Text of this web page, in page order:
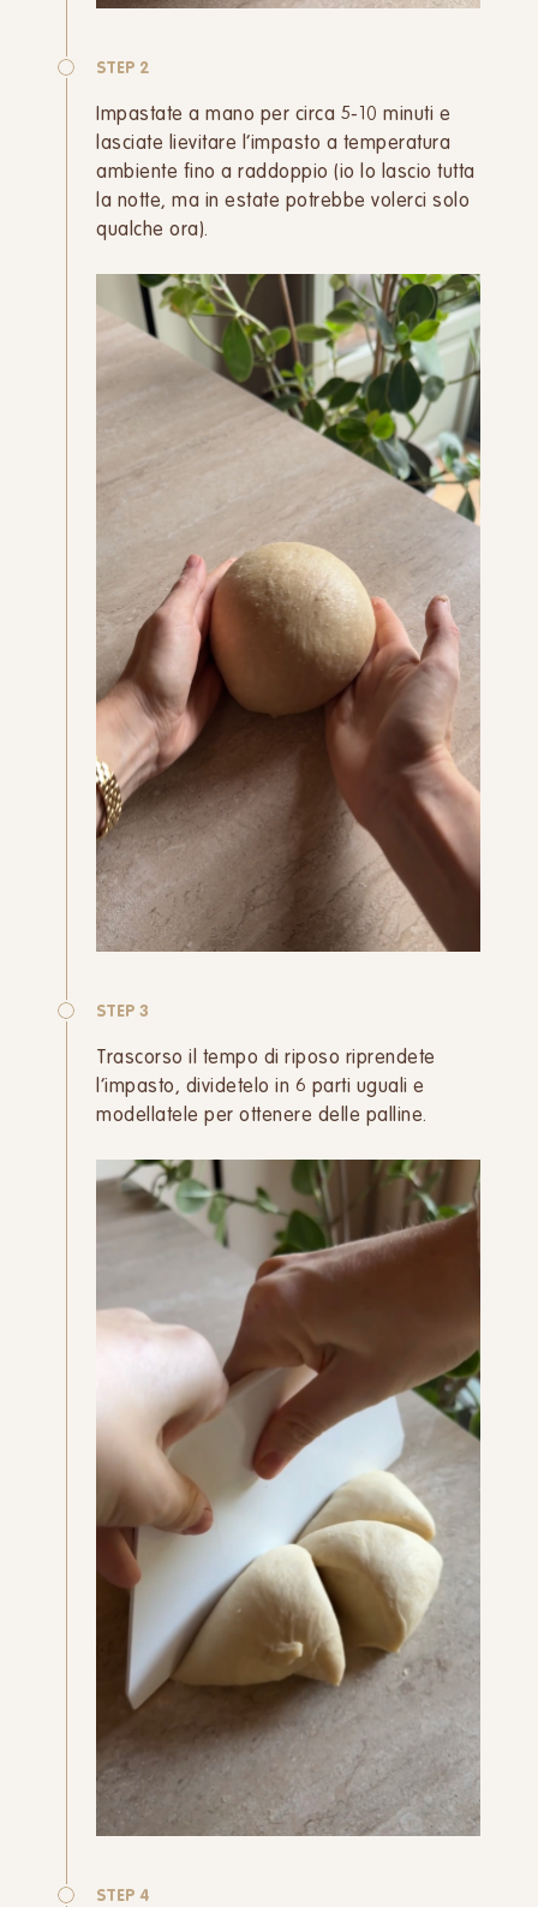
STEP 2
Impastate a mano per circa 5-10 minuti e
lasciate lievitare l’impasto a temperatura
ambiente fino a raddoppio (io lo lascio tutta
la notte, ma in estate potrebbe volerci solo
qualche ora).
STEP 3
Trascorso il tempo di riposo riprendete
l’impasto, dividetelo in 6 parti uguali e
modellatele per ottenere delle palline.
STEP 4